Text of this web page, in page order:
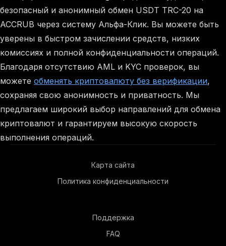
безопасный и анонимный обмен USDT TRC-20 на
ACCRUB через систему Альфа-Клик. Вы можете быть
уверены в быстром зачислении средств, низких
комиссиях и полной конфиденциальности операций.
Благодаря отсутствию AML и KYC проверок, вы
можете обменять криптовалюту без верификации,
сохраняя свою анонимность и приватность. Мы
предлагаем широкий выбор направлений для обмена
криптовалют и гарантируем высокую скорость
выполнения операций.
Карта сайта
Политика конфиденциальности
Поддержка
FAQ